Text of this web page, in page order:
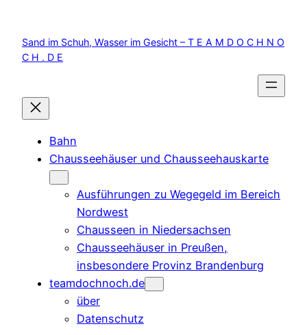
springen
Sand im Schuh, Wasser im Gesicht – T E A M D O C H N O
C H . D E
Bahn
Chausseehäuser und Chausseehauskarte
Ausführungen zu Wegegeld im Bereich
Nordwest
Chausseen in Niedersachsen
Chausseehäuser in Preußen,
insbesondere Provinz Brandenburg
teamdochnoch.de
über
Datenschutz